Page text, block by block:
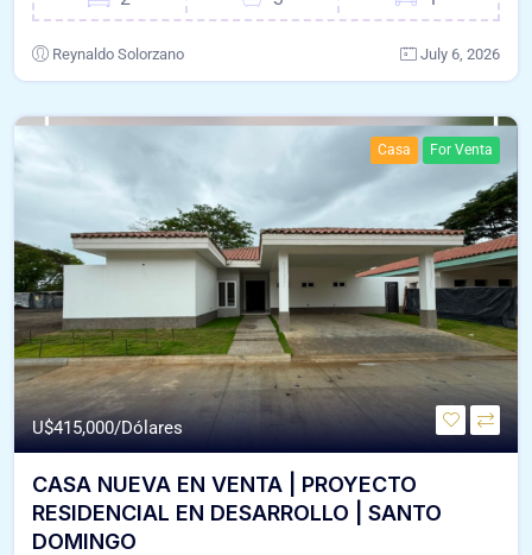
Reynaldo Solorzano July 6, 2026
Casa For Venta
U$415,000/Dólares
CASA NUEVA EN VENTA | PROYECTO
RESIDENCIAL EN DESARROLLO | SANTO
DOMINGO